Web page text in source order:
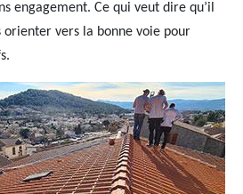
engagement. Ce qui veut dire qu’il
orienter vers la bonne voie pour